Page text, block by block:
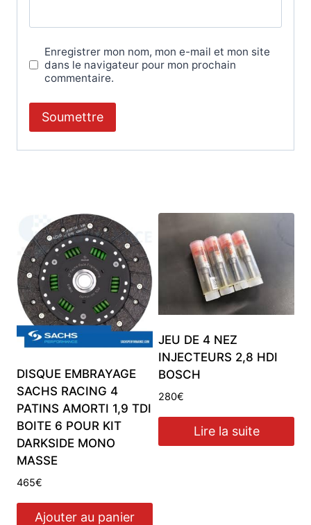
Enregistrer mon nom, mon e-mail et mon site
dans le navigateur pour mon prochain
commentaire.
DISQUE EMBRAYAGE
SACHS RACING 4
PATINS AMORTI 1,9 TDI
BOITE 6 POUR KIT
DARKSIDE MONO
MASSE
465€
Ajouter au panier
JEU DE 4 NEZ
INJECTEURS 2,8 HDI
BOSCH
280€
Lire la suite